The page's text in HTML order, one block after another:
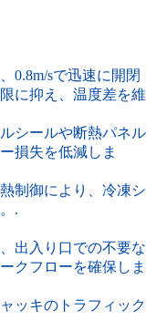
0.8m/sで迅速に開閉
に抑え、温度差を維
シールや断熱パネル
損失を低減しま
熱制御により、冷凍シ
.
出入り口での不要な
クフローを確保しま
ッキのトラフィック